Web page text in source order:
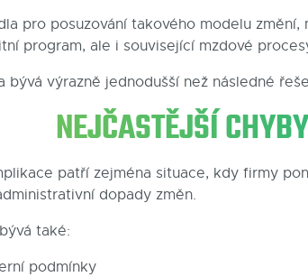
pro posuzování takového modelu
program, ale i související mzdové
bývá výrazně jednodušší než následné
NEJČASTĚJŠÍ
patří zejména situace, kdy firmy
dopady změn.
také:
podmínky